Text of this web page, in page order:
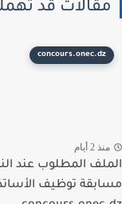
قد تهمك
concours.onec.dz
2 أيام
المطلوب عند
توظيف الأساتذة